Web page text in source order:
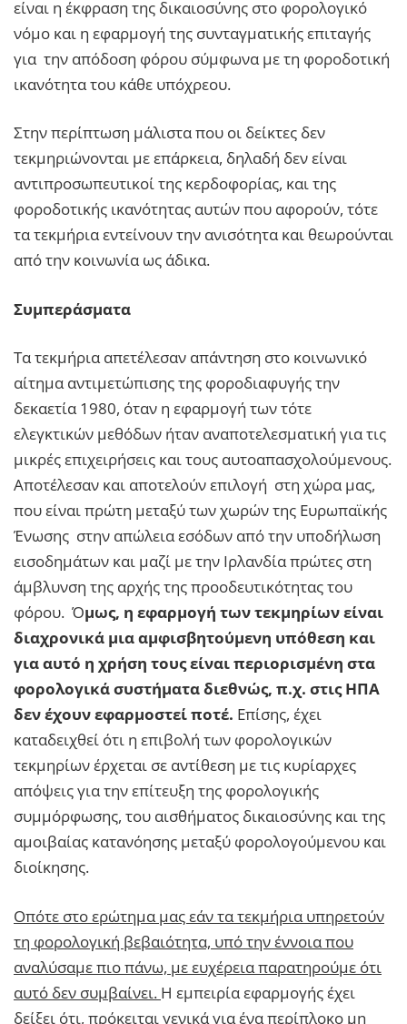
είναι η έκφραση της δικαιοσύνης στο φορολογικό
νόμο και η εφαρμογή της συνταγματικής επιταγής
για την απόδοση φόρου σύμφωνα με τη φοροδοτική
ικανότητα του κάθε υπόχρεου.
Στην περίπτωση μάλιστα που οι δείκτες δεν
τεκμηριώνονται με επάρκεια, δηλαδή δεν είναι
αντιπροσωπευτικοί της κερδοφορίας, και της
φοροδοτικής ικανότητας αυτών που αφορούν, τότε
τα τεκμήρια εντείνουν την ανισότητα και θεωρούνται
από την κοινωνία ως άδικα.
Συμπεράσματα
Τα τεκμήρια απετέλεσαν απάντηση στο κοινωνικό
αίτημα αντιμετώπισης της φοροδιαφυγής την
δεκαετία 1980, όταν η εφαρμογή των τότε
ελεγκτικών μεθόδων ήταν αναποτελεσματική για τις
μικρές επιχειρήσεις και τους αυτοαπασχολούμενους.
Απoτέλεσαν και αποτελούν επιλογή στη χώρα μας,
που είναι πρώτη μεταξύ των χωρών της Ευρωπαϊκής
Ένωσης στην απώλεια εσόδων από την υποδήλωση
εισοδημάτων και μαζί με την Ιρλανδία πρώτες στη
άμβλυνση της αρχής της προοδευτικότητας του
φόρου. Όμως, η εφαρμογή των τεκμηρίων είναι
διαχρονικά μια αμφισβητούμενη υπόθεση και
για αυτό η χρήση τους είναι περιορισμένη στα
φορολογικά συστήματα διεθνώς, π.χ. στις ΗΠΑ
δεν έχουν εφαρμοστεί ποτέ. Επίσης, έχει
καταδειχθεί ότι η επιβολή των φορολογικών
τεκμηρίων έρχεται σε αντίθεση με τις κυρίαρχες
απόψεις για την επίτευξη της φορολογικής
συμμόρφωσης, του αισθήματος δικαιοσύνης και της
αμοιβαίας κατανόησης μεταξύ φορολογούμενου και
διοίκησης.
Οπότε στο ερώτημα μας εάν τα τεκμήρια υπηρετούν
τη φορολογική βεβαιότητα, υπό την έννοια που
αναλύσαμε πιο πάνω, με ευχέρεια παρατηρούμε ότι
αυτό δεν συμβαίνει. Η εμπειρία εφαρμογής έχει
δείξει ότι, πρόκειται γενικά για ένα περίπλοκο μη